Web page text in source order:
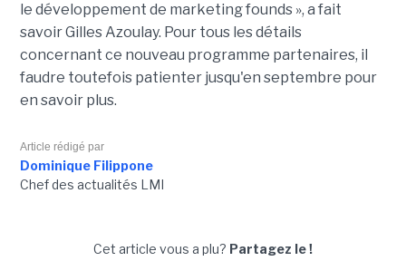
le développement de marketing founds », a fait
savoir Gilles Azoulay. Pour tous les détails
concernant ce nouveau programme partenaires, il
faudre toutefois patienter jusqu'en septembre pour
en savoir plus.
Article rédigé par
Dominique Filippone
Chef des actualités LMI
Cet article vous a plu? Partagez le !